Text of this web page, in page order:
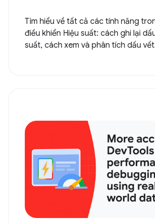
Tìm hiểu về tất cả các tính năng
điều khiển Hiệu suất: cách ghi lại
suất, cách xem và phân tích dấu